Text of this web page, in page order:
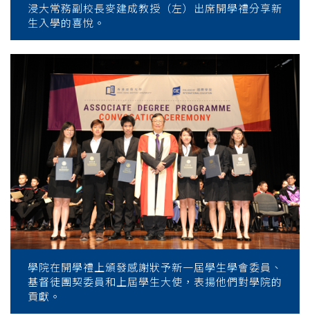
浸大常務副校長麥建成教授（左）出席開學禮分享新
生入學的喜悅。
學院在開學禮上頒發感謝狀予新一屆學生學會委員、
基督徒團契委員和上屆學生大使，表揚他們對學院的
貢獻。